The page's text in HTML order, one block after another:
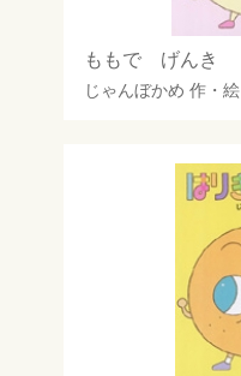
ももで げんき
じゃんぼかめ 作・絵